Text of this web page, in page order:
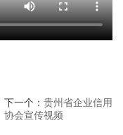
下一个： 贵州省企业信用
协会宣传视频